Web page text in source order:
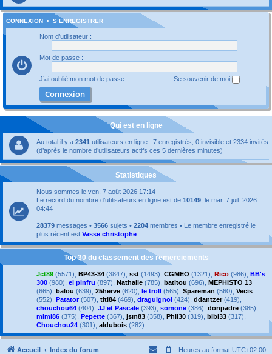
CONNEXION • S’ENREGISTRER
Nom d’utilisateur :
Mot de passe :
J’ai oublié mon mot de passe Se souvenir de moi
Qui est en ligne
Au total il y a 2341 utilisateurs en ligne : 7 enregistrés, 0 invisible et 2334 invités
(d’après le nombre d’utilisateurs actifs ces 5 dernières minutes)
Statistiques
Nous sommes le ven. 7 août 2026 17:14
Le record du nombre d’utilisateurs en ligne est de 10149 , le mar. 7 juil. 2026
04:44
28379 messages • 3566 sujets • 2204 membres • Le membre enregistré le
plus récent est Vasse christophe
Top 30 du classement des remerciements
Jct89 (5571), BP43-34 (3847), sst (1493), CGMEO (1321), Rico (986), BB's
300 (980), el pinfru (897), Nathalie (785), batitou (696), MEPHISTO 13
(665), balou (639), 25herve (620), le troll (565), Spareman (560), Vecis
(552), Patator (507), titi84 (469), draguignol (424), ddantzer(419),
chouchou64 (404), JJ et Pascale (393), somone (386), donpadre (385),
mimi86 (375), Pepette (367), jsm83 (358), Phil30 (319), bibi33 (317),
Chouchou24 (301), aldubois (282)
Accueil Index du forum Heures au format UTC+02:00